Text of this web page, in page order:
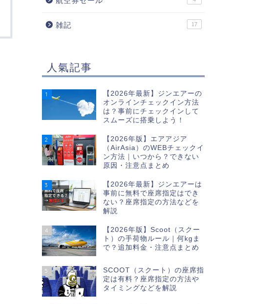
雑記 17
人氣記事
1
【2026年最新】ジンエアーの
オンラインチェックイン方法
は？事前にチェックインして
スムーズに搭乗しよう！
2
【2026年版】エアアジア
（AirAsia）のWEBチェックイ
ン方法｜いつから？できない
原因・注意点まとめ
3
【2026年最新】ジンエアーは
事前に無料で座席指定はでき
ない？座席指定の方法などを
解説
4
【2026年版】Scoot（スクー
ト）の手荷物ルール｜何kgま
で？追加料金・注意点まとめ
5
SCOOT（スクート）の座席指
定は有料？座席指定の方法や
タイミングなどを解説